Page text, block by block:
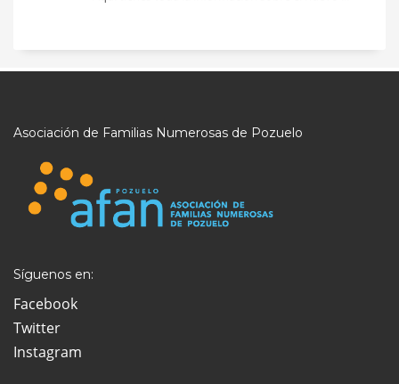
Asociación de Familias Numerosas de Pozuelo
Síguenos en:
Facebook
Twitter
Instagram